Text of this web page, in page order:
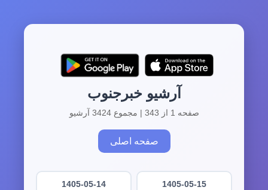
آرشیو خبرجنوب
صفحه 1 از 343 | مجموع 3424 آرشیو
صفحه اصلی
1405-05-15
1405-05-14